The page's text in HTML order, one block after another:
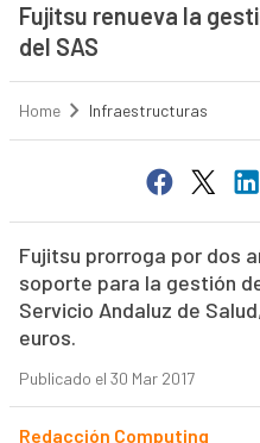
Fujitsu renueva la
del SAS
Home Infraestructuras
Fujitsu prorroga por dos
soporte para la gestión
Servicio Andaluz de
euros.
Publicado el 30 Mar 2017
Redacción Computing